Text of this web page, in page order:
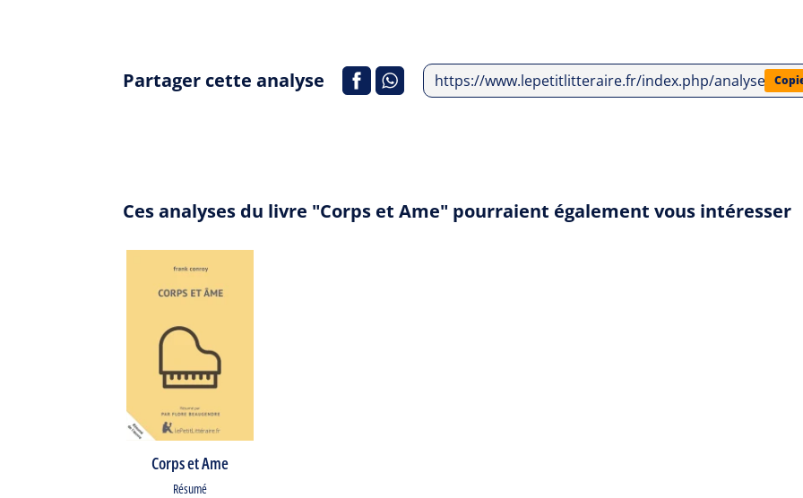
Partager cette analyse https://www.lepetitlitteraire.fr/index.php/analyses-
Ces analyses du livre "Corps et Ame" pourraient également vous intéresser
Corps et Ame
Résumé